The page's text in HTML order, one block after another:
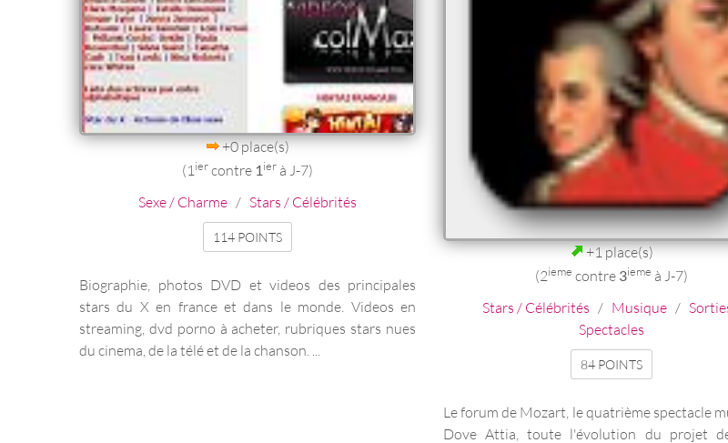
+0 place(s)
(1 iercontre 1ier à J-7)
Sexe / Charme / Stars / Célébrités
114 POINTS
Biographie, photos DVD et videos des principales
stars du X en france et dans le monde. Videos en
streaming, dvd porno à acheter, rubriques stars nues
du cinema, de la télé et de la chanson. ...
+1 place(s)
(2ieme contre 3ieme à J-7)
Stars / Célébrités / Musique /
Spectacles
84 POINTS
Le forum de Mozart, le quatrième spectacle
Dove Attia, toute l'évolution du projet